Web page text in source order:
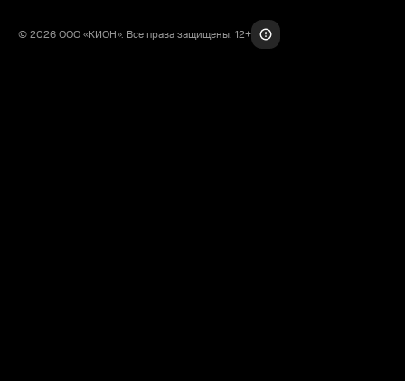
© 2026 ООО «КИОН». Все права защищены. 12+